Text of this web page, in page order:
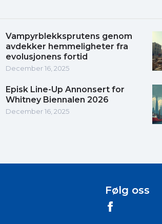
Vampyrblekksprutens genom
avdekker hemmeligheter fra
evolusjonens fortid
December 16, 2025
Episk Line-Up Annonsert for
Whitney Biennalen 2026
December 16, 2025
Følg oss